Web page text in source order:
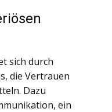
sich durch
die Vertrauen
Dazu
ein